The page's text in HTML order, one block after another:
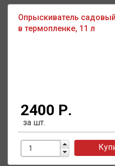
Опрыскиватель
в термопленке, 11 л
2400 Р.
за шт.